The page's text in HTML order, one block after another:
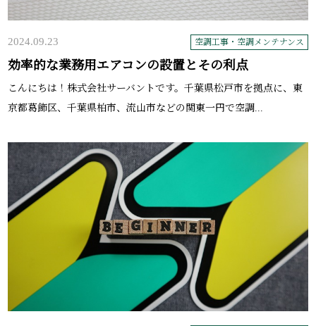
2024.09.23 空調工事・空調メンテナンス
効率的な業務用エアコンの設置とその利点
こんにちは！株式会社サーバントです。千葉県松戸市を拠点に、東
京都葛飾区、千葉県柏市、流山市などの関東一円で空調...